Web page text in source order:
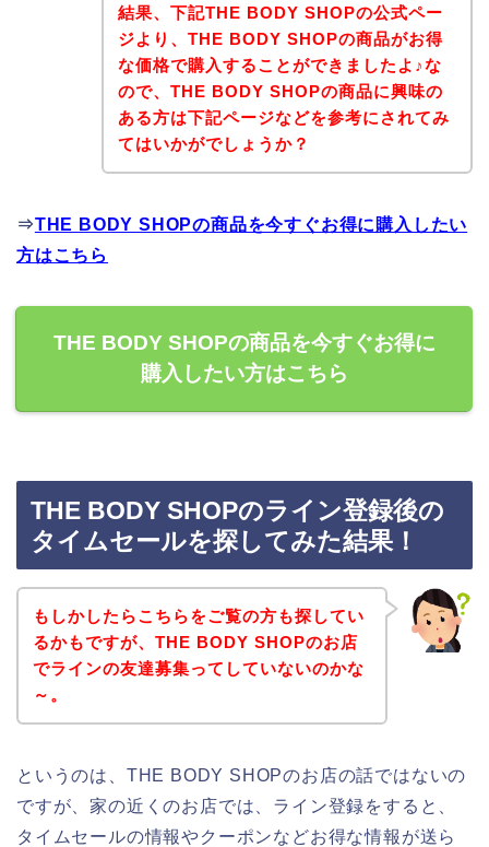
結果、下記THE BODY SHOPの公式ペー
ジより、THE BODY SHOPの商品がお得
な価格で購入することができましたよ♪な
ので、THE BODY SHOPの商品に興味の
ある方は下記ページなどを参考にされてみ
てはいかがでしょうか？
⇒THE BODY SHOPの商品を今すぐお得に購入したい
方はこちら
THE BODY SHOPの商品を今すぐお得に
購入したい方はこちら
THE BODY SHOPのライン登録後の
タイムセールを探してみた結果！
もしかしたらこちらをご覧の方も探してい
るかもですが、THE BODY SHOPのお店
でラインの友達募集ってしていないのかな
～。
というのは、THE BODY SHOPのお店の話ではないの
ですが、家の近くのお店では、ライン登録をすると、
タイムセールの情報やクーポンなどお得な情報が送ら